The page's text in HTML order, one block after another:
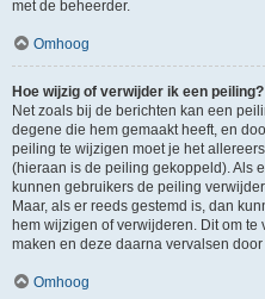
met de beheerder.
Omhoog
Hoe wijzig of verwijder ik een peiling?
Net zoals bij de berichten kan een
degene die hem gemaakt heeft, en
peiling te wijzigen moet je het
(hieraan is de peiling gekoppeld). Als
kunnen gebruikers de peiling
Maar, als er reeds gestemd is, dan
hem wijzigen of verwijderen. Dit om
maken en deze daarna vervalsen
Omhoog